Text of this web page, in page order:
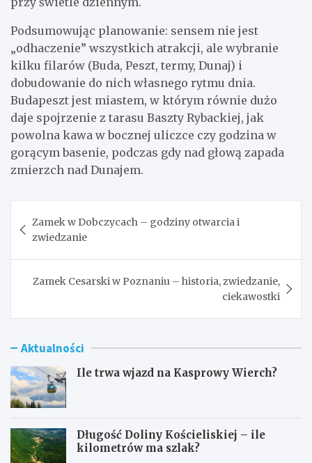
Podsumowując planowanie: sensem nie jest
„odhaczenie” wszystkich atrakcji, ale wybranie
kilku filarów (Buda, Peszt, termy, Dunaj) i
dobudowanie do nich własnego rytmu dnia.
Budapeszt jest miastem, w którym równie dużo
daje spojrzenie z tarasu Baszty Rybackiej, jak
powolna kawa w bocznej uliczce czy godzina w
gorącym basenie, podczas gdy nad głową zapada
zmierzch nad Dunajem.
wpisu
Zamek w Dobczycach – godziny otwarcia i
zwiedzanie
Zamek Cesarski w Poznaniu – historia, zwiedzanie,
ciekawostki
Aktualności
Ile trwa wjazd na Kasprowy Wierch?
Długość Doliny Kościeliskiej – ile
kilometrów ma szlak?